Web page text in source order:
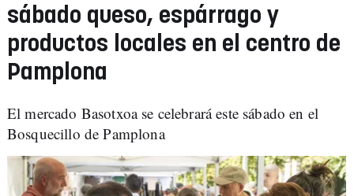
sábado queso, espárrago y
productos locales en el centro de
Pamplona
El mercado Basotxoa se celebrará este sábado en el
Bosquecillo de Pamplona